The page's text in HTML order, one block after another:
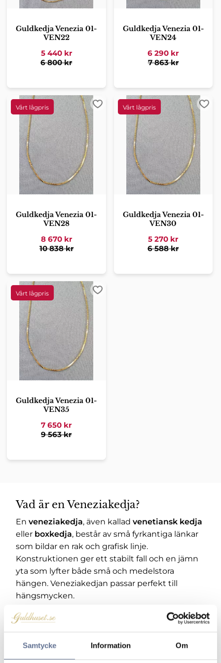
Samtycke Information Om
Guldkedja Venezia 01-
VEN22
5 440kr
6 800kr
Guldkedja Venezia 01-
VEN24
6 290 kr
7 863kr
Guldkedja Venezia 01-
VEN28
8 670kr
10 838kr
Lägg till i favoriter
Guldkedja Venezia 01-
VEN30
5 270 kr
6 588kr
Guldkedja Venezia 01-
VEN35
7 650 kr
9 563kr
Lägg till i favoriter
Vad är en Veneziakedja?
En veneziakedja, även kallad venetiansk kedja
eller boxkedja, består av små fyrkantiga länkar
som bildar en rak och grafisk linje.
Konstruktionen ger ett stabilt fall och en jämn
yta som lyfter både små och medelstora
hängen. Veneziakedjan passar perfekt till
hängsmycken.
Längd som styr looken
42–45 cm
: bärs nära nyckbenet. Diskret
vardag och små hängen.